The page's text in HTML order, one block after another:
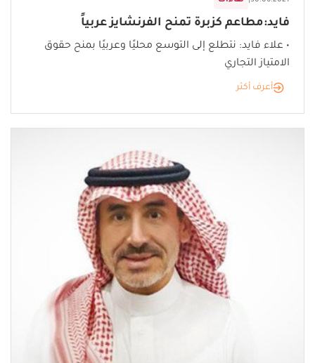
فايد:مطاعم كزبرة تمنح الفرنشايز عربياً
• علاء فايد: نتطلع إلى التوسع محليًا وعربيًا بمنح حقوق
الامتياز التجاري
أعرف أكثر